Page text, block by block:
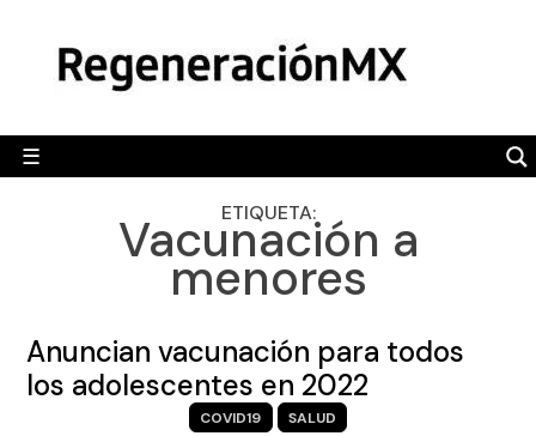
content
☰
POLÍTICA
CAMALEÓN
OPINIÓN
DEPORTES
VIDEOS
ETIQUETA:
Vacunación a
menores
Anuncian vacunación para todos
los adolescentes en 2022
COVID19
SALUD